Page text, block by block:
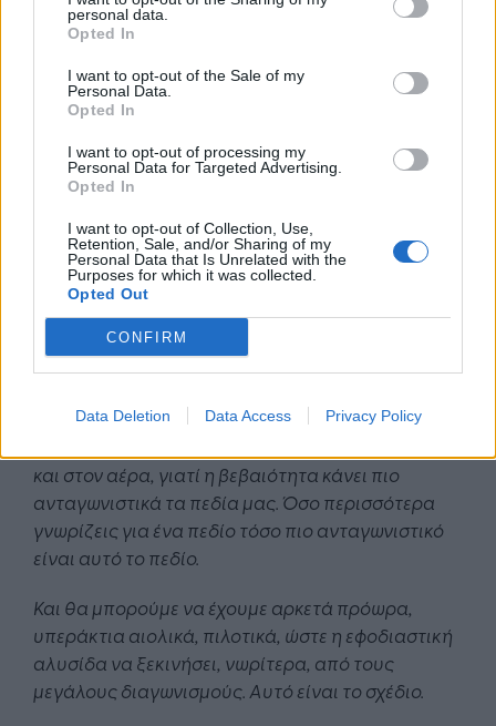
personal data.
Opted In
I want to opt-out of the Sale of my
Personal Data.
Opted In
I want to opt-out of processing my
Personal Data for Targeted Advertising.
Opted In
I want to opt-out of Collection, Use,
Retention, Sale, and/or Sharing of my
Personal Data that Is Unrelated with the
Purposes for which it was collected.
Opted Out
CONFIRM
Data Deletion Data Access Privacy Policy
Θα κάνουμε, όμως, και κάτι ακόμη. Στο πλαίσιο
του Ταμείου Απανθρακοποίησης, πέραν των δύο
πιλοτικών που έχουν ξεκινήσει, θα βάλουμε και
ένα δεύτερο πακέτο πιλοτικών, που θα είναι όμως
με διαγωνισμό, ο οποίος θα βγει νωρίτερα, θα έχει
μία πρόσθετη επιδότηση, από την πλευρά μας,
έτσι ώστε να υπάρχει για την εφοδιαστική
αλυσίδα, όχι μία προσδοκία του τί θα συμβεί το
2030, αλλά και προσδοκία ανάπτυξης, νωρίτερα
από το 2030, κάποιων υπεράκτιων αιολικών
-πιθανόν, αθροιστικά, παλιά και καινούρια να
ξεπεράσουν το 1GW.
Έτσι, ώστε να έχουμε μια σειρά διαγωνισμών, περί
μπροστά τους τα επόμενα χρόνια. Οι επενδυτές
και στον αέρα, γιατί η βεβαιότητα κάνει πιο
ανταγωνιστικά τα πεδία μας. Όσο περισσότερα
γνωρίζεις για ένα πεδίο τόσο πιο ανταγωνιστικό
είναι αυτό το πεδίο.
Και θα μπορούμε να έχουμε αρκετά πρόωρα,
υπεράκτια αιολικά, πιλοτικά, ώστε η εφοδιαστική
αλυσίδα να ξεκινήσει, νωρίτερα, από τους
μεγάλους διαγωνισμούς. Αυτό είναι το σχέδιο.